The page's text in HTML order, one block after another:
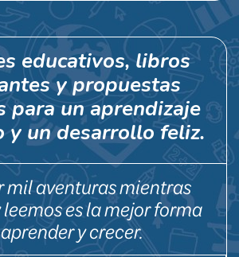
educativos, libros
y propuestas
para un aprendizaje
y un desarrollo feliz.
mil aventuras mientras
es la mejor forma
y crecer.